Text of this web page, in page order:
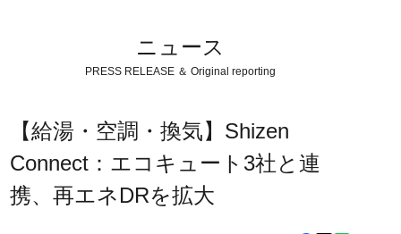
ニュース
PRESS RELEASE ＆ Original reporting
【給湯・空調・換気】Shizen
Connect：エコキュート3社と連
携、再エネDRを拡大